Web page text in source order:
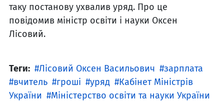
таку постанову ухвалив уряд. Про це
повідомив міністр освіти і науки Оксен
Лісовий.
Теги: Лісовий Оксен Васильович
зарплата
вчитель
гроші уряд
Кабінет Міністрів
України
Міністерство освіти та науки України